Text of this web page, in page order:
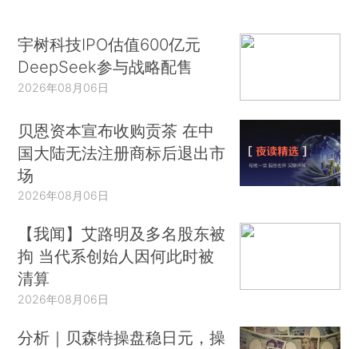
宇树科技IPO估值600亿元
DeepSeek参与战略配售
2026年08月06日
贝恩资本宣布收购贡茶 在中
国大陆无法注册商标后退出市
场
2026年08月06日
【我闻】艾路明及多名股东被
拘 当代系创始人因何此时被
清算
2026年08月06日
分析｜贝森特操盘稳日元，操